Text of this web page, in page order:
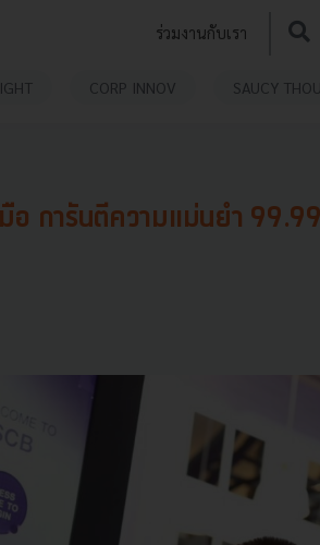
ร่วมงานกับเรา
CORP INNOV SAUCY
มือ การันตีความแม่นยำ